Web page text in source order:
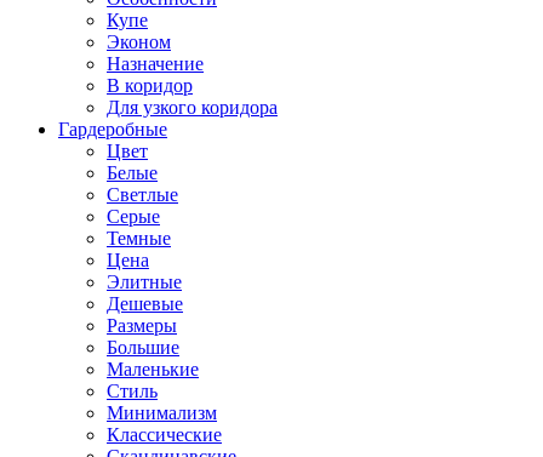
Купе
Эконом
Назначение
В коридор
Для узкого коридора
Гардеробные
Цвет
Белые
Светлые
Серые
Темные
Цена
Элитные
Дешевые
Размеры
Большие
Маленькие
Стиль
Минимализм
Классические